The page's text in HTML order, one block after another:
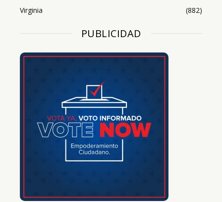
Virginia
(882)
PUBLICIDAD